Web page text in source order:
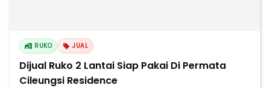
RUKO JUAL
Dijual Ruko 2 Lantai Siap Pakai Di Permata
Cileungsi Residence